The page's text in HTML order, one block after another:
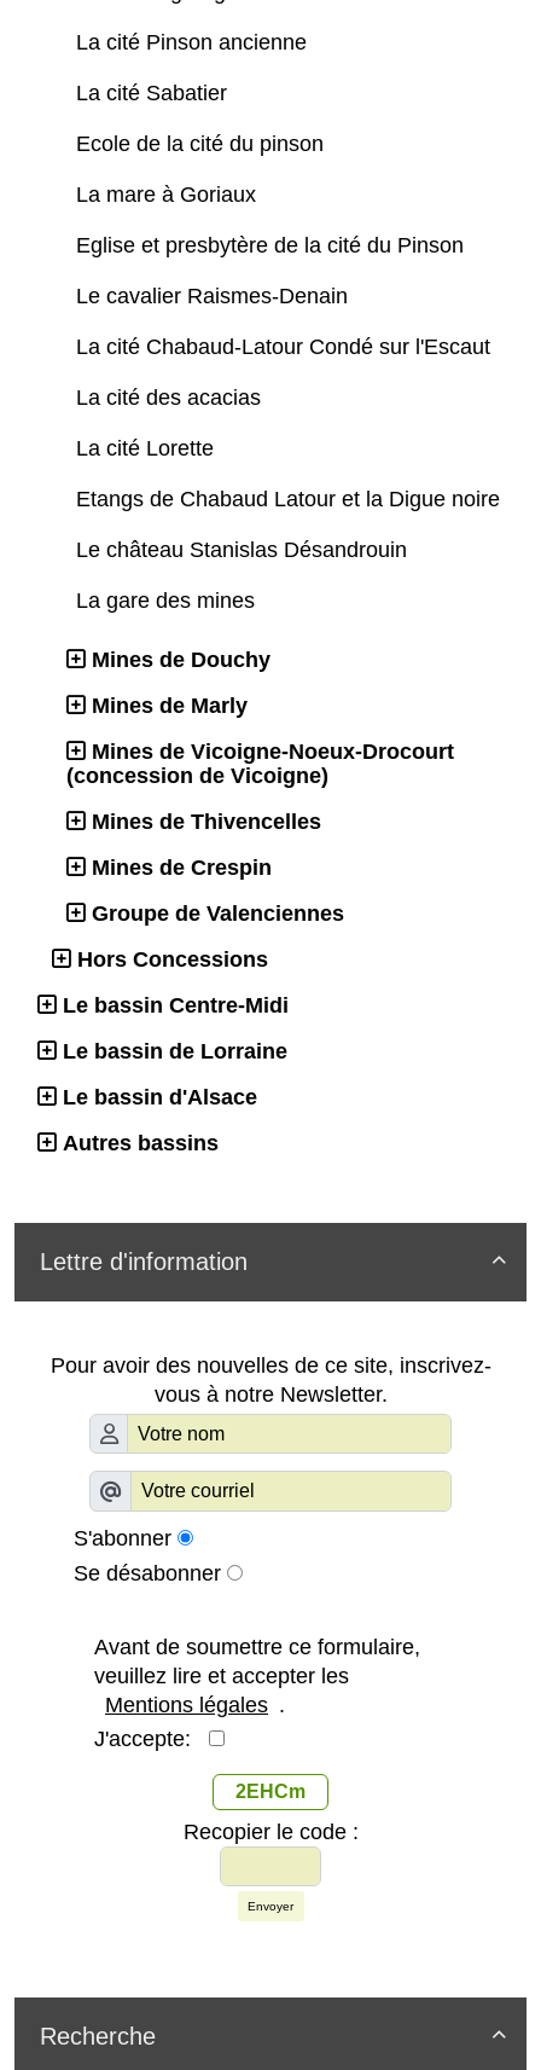
La cité Pinson ancienne
La cité Sabatier
Ecole de la cité du pinson
La mare à Goriaux
Eglise et presbytère de la cité du Pinson
Le cavalier Raismes-Denain
La cité Chabaud-Latour Condé sur l'Escaut
La cité des acacias
La cité Lorette
Etangs de Chabaud Latour et la Digue noire
Le château Stanislas Désandrouin
La gare des mines
Mines de Douchy
Mines de Marly
Mines de Vicoigne-Noeux-Drocourt
(concession de Vicoigne)
Mines de Thivencelles
Mines de Crespin
Groupe de Valenciennes
Hors Concessions
Le bassin Centre-Midi
Le bassin de Lorraine
Le bassin d'Alsace
Autres bassins

Lettre d'information
Pour avoir des nouvelles de ce site, inscrivez-
vous à notre Newsletter.
S'abonner
Se désabonner
Avant de soumettre ce formulaire,
veuillez lire et accepter les
Mentions légales .
J'accepte:
2EHCm
Recopier le code :
Envoyer

Recherche